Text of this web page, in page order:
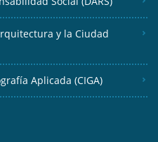
y la Ciudad
Aplicada (CIGA)